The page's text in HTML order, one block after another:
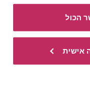
הכול
אישית